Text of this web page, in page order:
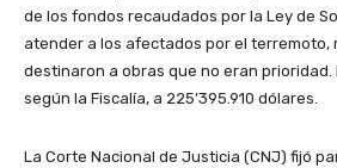
de los fondos recaudados por la Ley de
atender a los afectados por el terremoto,
destinaron a obras que no eran prioridad.
según la Fiscalía, a 225’395.910 dólares.
La Corte Nacional de Justicia (CNJ) fijó